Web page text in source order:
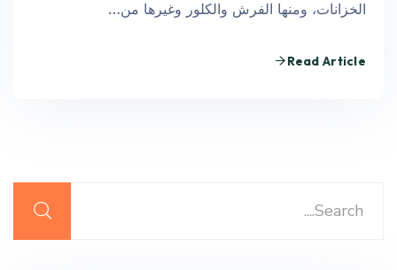
الخزانات، ومنها الفرش والكلور وغيرها من…
Read Article